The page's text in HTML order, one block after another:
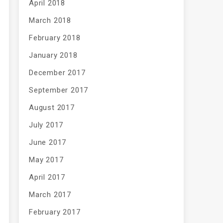
April 2018
March 2018
February 2018
January 2018
December 2017
September 2017
August 2017
July 2017
June 2017
May 2017
April 2017
March 2017
February 2017